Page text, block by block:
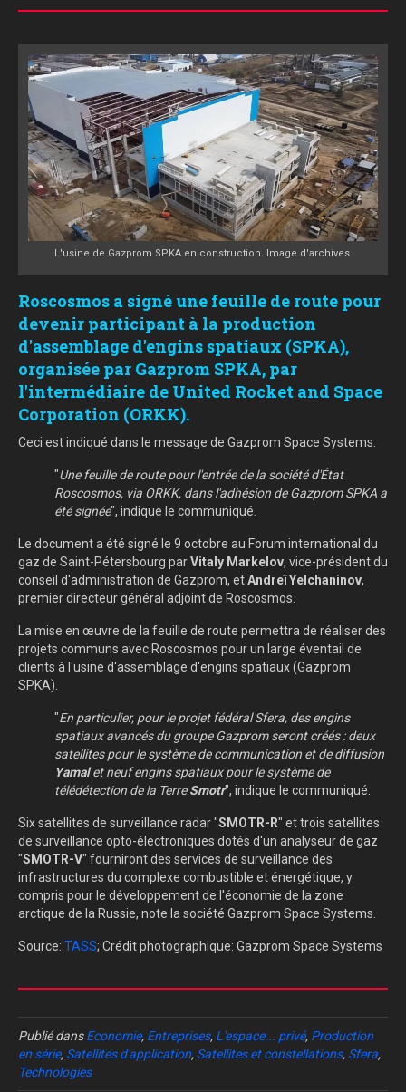
L'usine de Gazprom SPKA en construction. Image d'archives.
Roscosmos a signé une feuille de route pour
devenir participant à la production
d'assemblage d'engins spatiaux (SPKA),
organisée par Gazprom SPKA, par
l'intermédiaire de United Rocket and Space
Corporation (ORKK).
Ceci est indiqué dans le message de Gazprom Space Systems.
"Une feuille de route pour l'entrée de la société d'État
Roscosmos, via ORKK, dans l'adhésion de Gazprom SPKA a
été signée", indique le communiqué.
Le document a été signé le 9 octobre au Forum international du
gaz de Saint-Pétersbourg parVitaly Markelov, vice-président du
conseil d'administration de Gazprom, etAndreï Yelchaninov,
premier directeur général adjoint de Roscosmos.
La mise en œuvre de la feuille de route permettra de réaliser des
projets communs avec Roscosmos pour un large éventail de
clients à l'usine d'assemblage d'engins spatiaux (Gazprom
SPKA).
"En particulier, pour le projet fédéral Sfera, des engins
spatiaux avancés du groupe Gazprom seront créés : deux
satellites pour le système de communication et de diffusion
Yamalet neuf engins spatiaux pour le système de
télédétection de la TerreSmotr", indique le communiqué.
Six satellites de surveillance radar "SMOTR-R" et trois satellites
de surveillance opto-électroniques dotés d'un analyseur de gaz
"SMOTR-V" fourniront des services de surveillance des
infrastructures du complexe combustible et énergétique, y
compris pour le développement de l'économie de la zone
arctique de la Russie, note la société Gazprom Space Systems.
Source: TASS; Crédit photographique: Gazprom Space Systems
Publié dansEconomie, Entreprises, L'espace... privé, Production
en série, Satellites d'application, Satellites et constellations, Sfera,
Technologies